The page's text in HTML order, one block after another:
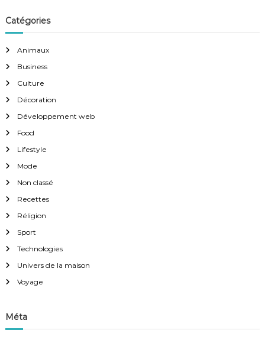
Catégories
Animaux
Business
Culture
Décoration
Développement web
Food
Lifestyle
Mode
Non classé
Recettes
Réligion
Sport
Technologies
Univers de la maison
Voyage
Méta